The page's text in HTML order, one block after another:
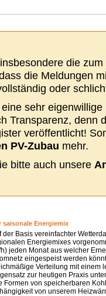
die
die Meldungen
oder
sehr
Transparenz, denn
veröffentlicht!
PV-Zubau mehr.
bitte auch unsere
saisonale Energiemix
der Basis vereinfachter
Energiemixes
jeden Monat aus welcher
eingespeist werden
Verteilung mit einem
zur heutigen Praxis
Formen von speicherbaren
von unserem